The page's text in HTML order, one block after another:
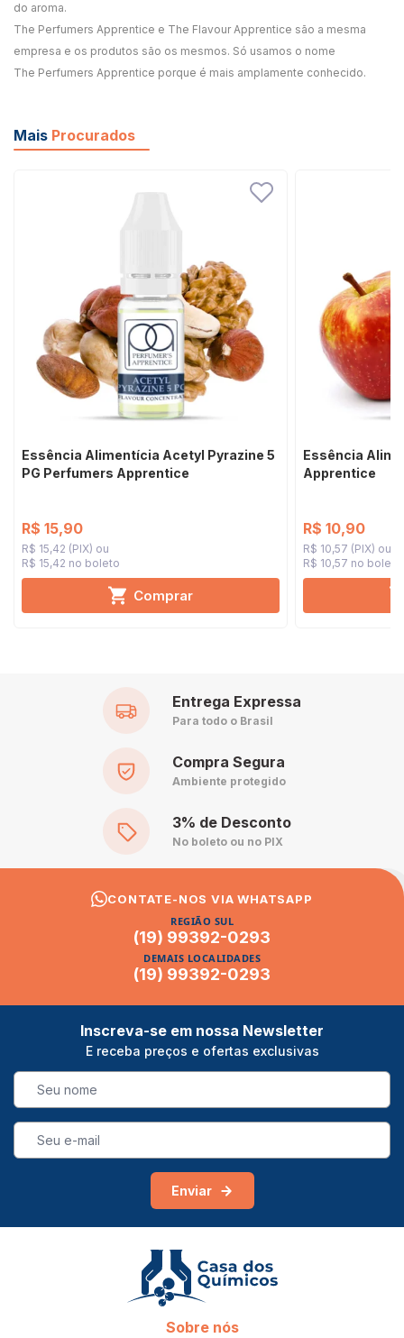
do aroma.
The Perfumers Apprentice e The Flavour Apprentice são a mesma
empresa e os produtos são os mesmos. Só usamos o nome
The Perfumers Apprentice porque é mais amplamente conhecido.
Mais Procurados
Essência Alimentícia Acetyl Pyrazine 5
PG Perfumers Apprentice
R$ 15,90
R$ 15,42 (PIX)
R$ 15,42 no boleto
Comprar
Essência
Apprentice
R$ 10,90
R$ 10,57 (PIX)
R$ 10,57 no boleto
CONTATE-NOS VIA WHATSAPP
REGIÃO SUL
(19) 99392-0293
DEMAIS LOCALIDADES
(19) 99392-0293
Entrega Expressa
Para todo o Brasil
Compra Segura
Ambiente protegido
3% de Desconto
No boleto ou no PIX
Inscreva-se em nossa Newsletter
E receba preços e ofertas exclusivas
Enviar
Sobre nós